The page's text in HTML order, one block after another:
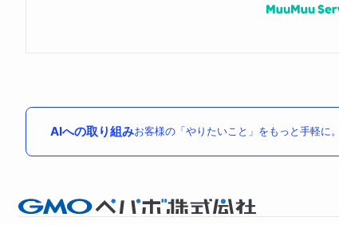
AIへの取り組みお客様の「やりたいこと」をもっと手軽に